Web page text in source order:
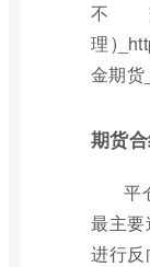
期货
平
最主
进行